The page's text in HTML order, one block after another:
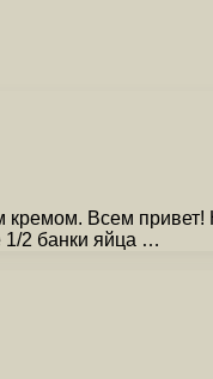
Всем
1/2 банки яйца …